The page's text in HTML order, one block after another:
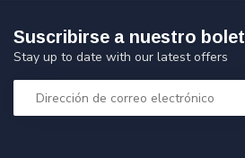
Suscribirse a nuestro
Stay up to date with our latest offers